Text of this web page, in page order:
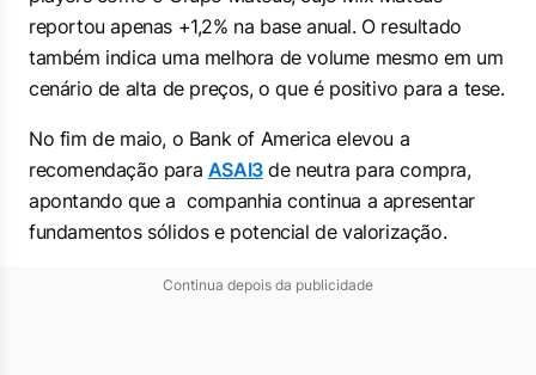
reportou apenas +1,2% na base anual. O resultado
também indica uma melhora de volume mesmo em um
cenário de alta de preços, o que é positivo para a tese.
No fim de maio, o Bank of America elevou a
recomendação para ASAI3de neutra para compra,
apontando que a companhia continua a apresentar
fundamentos sólidos e potencial de valorização.
Continua depois da publicidade